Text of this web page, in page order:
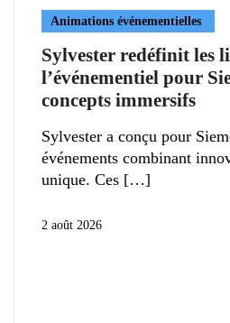
Animations événementielles
Sylvester redéfinit les
l’événementiel pour
concepts immersifs
Sylvester a conçu pour
événements combinant
unique. Ces
2 août 2026